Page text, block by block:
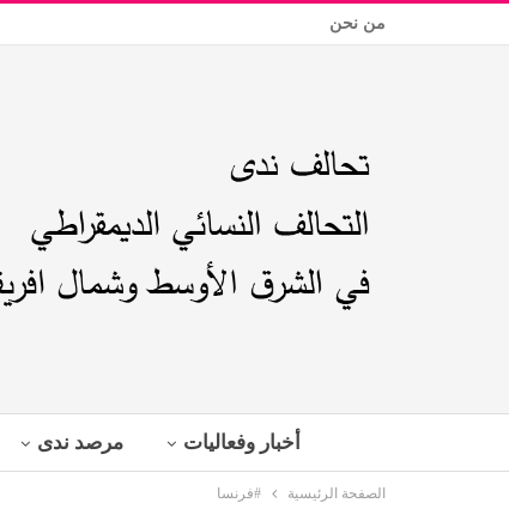
من نحن
أخبار وفعاليات مرصد ندى
الصفحة الرئيسية #فرنسا